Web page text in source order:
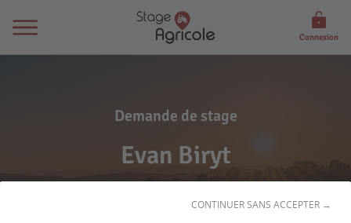
CONTINUER SANS ACCEPTER →
Connexion
Demande de stage
Evan Biryt